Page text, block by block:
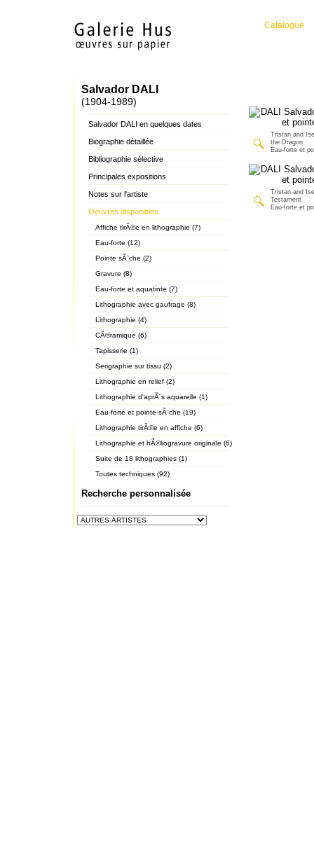
Catalogue
Salvador DALI
(1904-1989)
Salvador DALI en quelques dates
Biographie détaillée
Bibliographie sélective
Principales expositions
Notes sur l'artiste
Oeuvres disponibles
Affiche tirÃ©e en lithographie (7)
Eau-forte (12)
Pointe sÃ¨che (2)
Gravure (8)
Eau-forte et aquatinte (7)
Lithographie avec gaufrage (8)
Lithographie (4)
CÃ©ramique (6)
Tapisserie (1)
Serigraphie sur tissu (2)
Lithographie en relief (2)
Lithographie d'aprÃ¨s aquarelle (1)
Eau-forte et pointe-sÃ¨che (19)
Lithographie tirÃ©e en affiche (6)
Lithographie et hÃ©liogravure originale (6)
Suite de 18 lithographies (1)
Toutes techniques (92)
Recherche personnalisée
Tristan and
the Dragon
Eau-forte et
Tristan and
Testament
Eau-forte et